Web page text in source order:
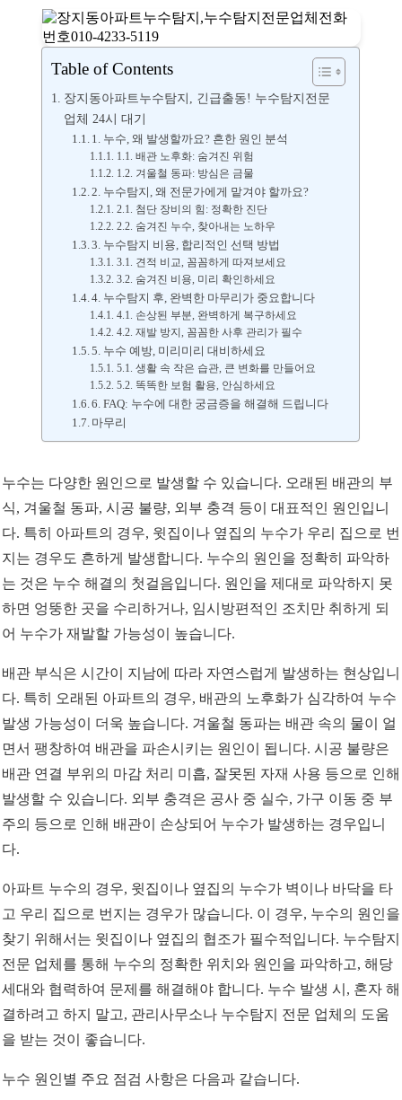
Table of Contents
장지동아파트누수탐지, 긴급출동! 누수탐지전문
업체 24시 대기
1. 누수, 왜 발생할까요? 흔한 원인 분석
1.1. 배관 노후화: 숨겨진 위험
1.2. 겨울철 동파: 방심은 금물
2. 누수탐지, 왜 전문가에게 맡겨야 할까요?
2.1. 첨단 장비의 힘: 정확한 진단
2.2. 숨겨진 누수, 찾아내는 노하우
3. 누수탐지 비용, 합리적인 선택 방법
3.1. 견적 비교, 꼼꼼하게 따져보세요
3.2. 숨겨진 비용, 미리 확인하세요
4. 누수탐지 후, 완벽한 마무리가 중요합니다
4.1. 손상된 부분, 완벽하게 복구하세요
4.2. 재발 방지, 꼼꼼한 사후 관리가 필수
5. 누수 예방, 미리미리 대비하세요
5.1. 생활 속 작은 습관, 큰 변화를 만들어요
5.2. 똑똑한 보험 활용, 안심하세요
6. FAQ: 누수에 대한 궁금증을 해결해 드립니다
마무리
누수는 다양한 원인으로 발생할 수 있습니다. 오래된 배관의 부
식, 겨울철 동파, 시공 불량, 외부 충격 등이 대표적인 원인입니
다. 특히 아파트의 경우, 윗집이나 옆집의 누수가 우리 집으로 번
지는 경우도 흔하게 발생합니다. 누수의 원인을 정확히 파악하
는 것은 누수 해결의 첫걸음입니다. 원인을 제대로 파악하지 못
하면 엉뚱한 곳을 수리하거나, 임시방편적인 조치만 취하게 되
어 누수가 재발할 가능성이 높습니다.
배관 부식은 시간이 지남에 따라 자연스럽게 발생하는 현상입니
다. 특히 오래된 아파트의 경우, 배관의 노후화가 심각하여 누수
발생 가능성이 더욱 높습니다. 겨울철 동파는 배관 속의 물이 얼
면서 팽창하여 배관을 파손시키는 원인이 됩니다. 시공 불량은
배관 연결 부위의 마감 처리 미흡, 잘못된 자재 사용 등으로 인해
발생할 수 있습니다. 외부 충격은 공사 중 실수, 가구 이동 중 부
주의 등으로 인해 배관이 손상되어 누수가 발생하는 경우입니
다.
아파트 누수의 경우, 윗집이나 옆집의 누수가 벽이나 바닥을 타
고 우리 집으로 번지는 경우가 많습니다. 이 경우, 누수의 원인을
찾기 위해서는 윗집이나 옆집의 협조가 필수적입니다. 누수탐지
전문 업체를 통해 누수의 정확한 위치와 원인을 파악하고, 해당
세대와 협력하여 문제를 해결해야 합니다. 누수 발생 시, 혼자 해
결하려고 하지 말고, 관리사무소나 누수탐지 전문 업체의 도움
을 받는 것이 좋습니다.
누수 원인별 주요 점검 사항은 다음과 같습니다.